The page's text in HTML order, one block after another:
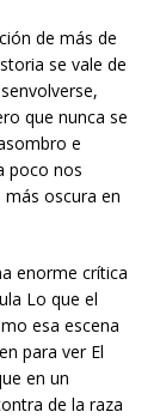
de más de
se vale de
que nunca se
e
poco nos
oscura en
enorme crítica
Lo que el
esa escena
para ver El
en un
de la raza